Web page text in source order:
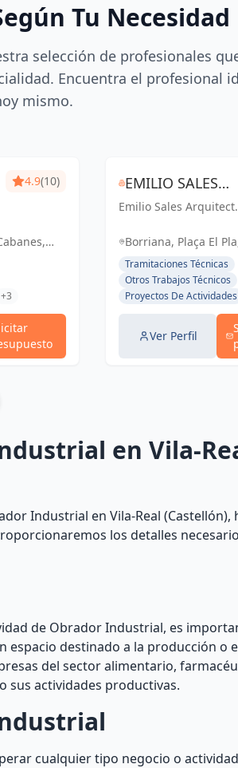
Tu Necesidad
selección de profesionales
Encuentra el profesional
mismo.
4.9(10)
+3
EMILIO SALES
ARQUITECTE
TÉCNIC
Emilio Sales
espacios funcionales y
estéticos para un
inspirador. Tu visión,
nuestro compromiso.
Borriana, Plaça El
Borriana, Castelló,
Tramitaciones Técnicas
Otros Trabajos Técnicos
Proyectos De Actividades
Ver Perfil
en Vila-
Industrial en Vila-Real (Castellón),
los detalles
de Obrador Industrial, es
destinado a la producción o
del sector alimentario,
sus actividades productivas.
cualquier tipo negocio o